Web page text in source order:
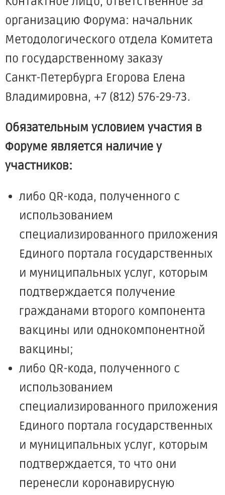
организацию Форума: начальник
Методологического отдела Комитета
по государственному заказу
Санкт-Петербурга Егорова Елена
Владимировна, +7 (812) 576-29-73.
Обязательным условием участия в
Форуме является наличие у
участников:
либо QR-кода, полученного с
использованием
специализированного приложения
Единого портала государственных
и муниципальных услуг, которым
подтверждается получение
гражданами второго компонента
вакцины или однокомпонентной
вакцины;
либо QR-кода, полученного с
использованием
специализированного приложения
Единого портала государственных
и муниципальных услуг, которым
подтверждается, то что они
перенесли коронавирусную